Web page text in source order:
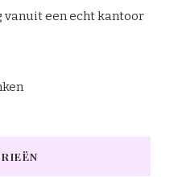
vanuit een echt kantoor